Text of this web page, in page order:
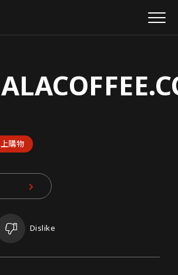
購物
Dislike